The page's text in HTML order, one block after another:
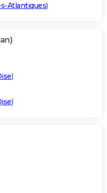
Atlantiques)
)
)